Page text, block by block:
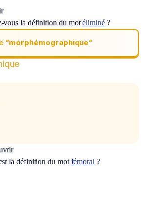
vous la définition du motéliminé?
“morphémographique“
la définition du mot fémoral ?